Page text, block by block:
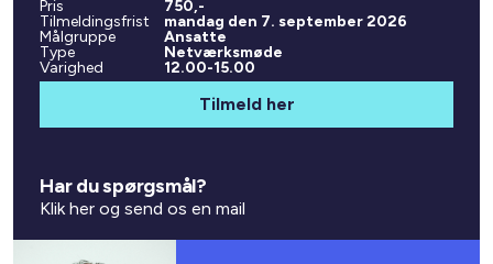
Pris
750,-
Tilmeldingsfrist
mandag den 7. september 2026
Målgruppe
Ansatte
Type
Netværksmøde
Varighed
12.00-15.00
Tilmeld her
Har du spørgsmål?
Klik her og send os en mail